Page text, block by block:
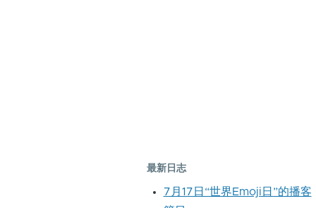
最新日志
7月17日“世界Emoji日”的播客